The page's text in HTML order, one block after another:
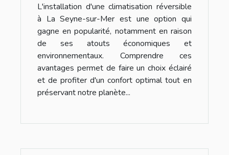
l'installation d'une climatisation
réversible à La Seyne-sur-Mer
L'installation d'une climatisation réversible
à La Seyne-sur-Mer est une option qui
gagne en popularité, notamment en raison
de ses atouts économiques et
environnementaux. Comprendre ces
avantages permet de faire un choix éclairé
et de profiter d'un confort optimal tout en
préservant notre planète...